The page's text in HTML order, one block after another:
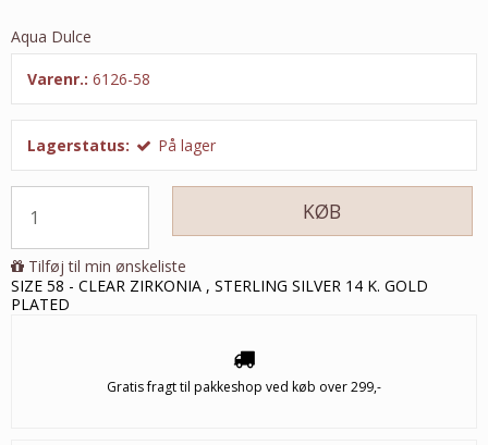
Aqua Dulce
Varenr.: 6126-58
Lagerstatus: På lager
KØB
Tilføj til min ønskeliste
SIZE 58 - CLEAR ZIRKONIA , STERLING SILVER 14 K. GOLD
PLATED
Gratis fragt til pakkeshop ved køb over 299,-